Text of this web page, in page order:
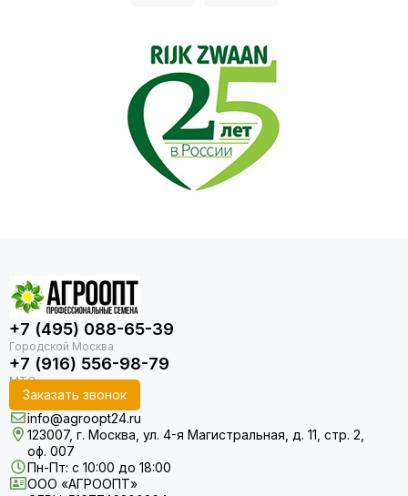
+7 (495) 088-65-39
+7 (916) 556-98-79
Заказать звонок
info@agroopt24.ru
123007, г. Москва, ул. 4-я Магистральная, д. 11, стр. 2,
оф. 007
Пн-Пт: с 10:00 до 18:00
ООО «АГРООПТ»